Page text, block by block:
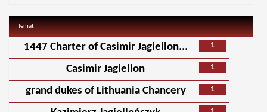
Temat
1
1447 Charter of Casimir Jagiellon...
1
Casimir Jagiellon
1
grand dukes of Lithuania Chancery